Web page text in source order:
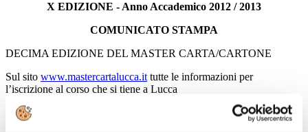
X EDIZIONE - Anno Accademico 2012 / 2013
COMUNICATO STAMPA
DECIMA EDIZIONE DEL MASTER CARTA/CARTONE
Sul sito www.mastercartalucca.it tutte le informazioni per
l’iscrizione al corso che si tiene a Lucca
Sono su internet, al sito
, le procedure per
l’ammissione al
"Produzione